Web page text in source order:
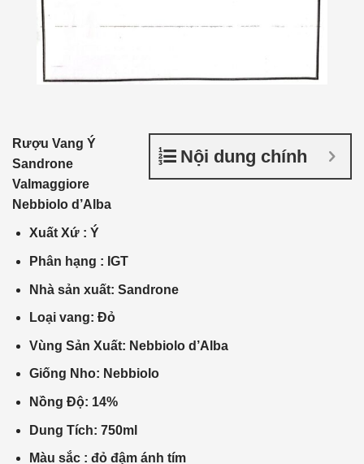
Nội dung chính
Rượu Vang Ý
Sandrone
Valmaggiore
Nebbiolo d’Alba
Xuất Xứ : Ý
Phân hạng : IGT
Nhàsản xuất: Sandrone
Loại vang: Đỏ
Vùng Sản Xuất: Nebbiolo d’Alba
Giống Nho: Nebbiolo
Nồng Độ: 14%
Dung Tích: 750ml
Màu sắc : đỏ đậm ánh tím